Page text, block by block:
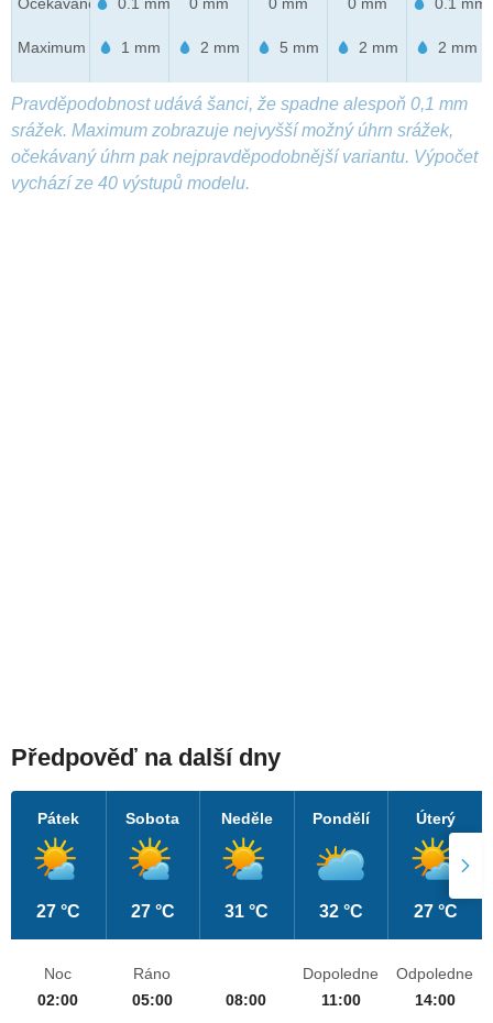
Očekáváno
Maximum
0.1 mm
1 mm
0 mm
2 mm
0 mm
5 mm
0 mm
2 mm
0.1 mm
2 mm
Pravděpodobnost udává šanci, že spadne alespoň 0,1 mm
srážek. Maximum zobrazuje nejvyšší možný úhrn srážek,
očekávaný úhrn pak nejpravděpodobnější variantu. Výpočet
vychází ze 40 výstupů modelu.
Předpověď na další dny
Pátek
27 °C
Sobota
27 °C
Neděle
31 °C
Pondělí
32 °C
Úterý
27 °C
Noc
02:00
Ráno
05:00
08:00
Dopoledne
11:00
Odpoledne
14:00